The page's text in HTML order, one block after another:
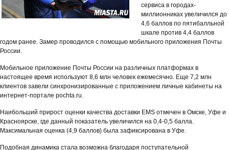
сервиса в городах-
миллионниках увеличился до
4,6 баллов по пятибалльной
шкале против 4,4 баллов
годом ранее. Замер проводился с помощью мобильного приложения Почты
России.
Мобильное приложение Почты России на различных платформах в
настоящее время используют 8,6 млн человек ежемесячно. Еще 7,2 млн
клиентов завели синхронизированные с приложением личные кабинеты на
интернет-портале pochta.ru.
Наибольший прирост оценки качества доставки EMS отмечен в Омске, Уфе и
Красноярске, где данный показатель увеличился на 0,4-0,5 балла.
Максимальная оценка (4,9 баллов) была зафиксирована в Уфе.
Подобная динамика стала возможна благодаря поступательной